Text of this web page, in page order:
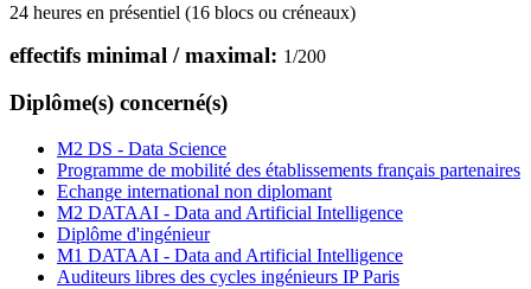
24 heures en présentiel (16 blocs ou créneaux)
effectifs minimal / maximal: 1/200
Diplôme(s) concerné(s)
M2 DS - Data Science
Programme de mobilité des établissements français partenaires
Echange international non diplomant
M2 DATAAI - Data and Artificial Intelligence
Diplôme d'ingénieur
M1 DATAAI - Data and Artificial Intelligence
Auditeurs libres des cycles ingénieurs IP Paris